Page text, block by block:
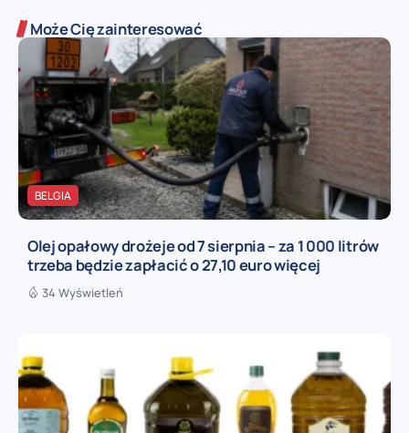
Może Cię zainteresować
BELGIA
Olej opałowy drożeje od 7 sierpnia – za 1 000 litrów
trzeba będzie zapłacić o 27,10 euro więcej
34 Wyświetleń